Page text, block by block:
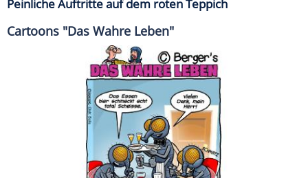
Peinliche Auftritte auf dem roten Teppich
Cartoons "Das Wahre Leben"